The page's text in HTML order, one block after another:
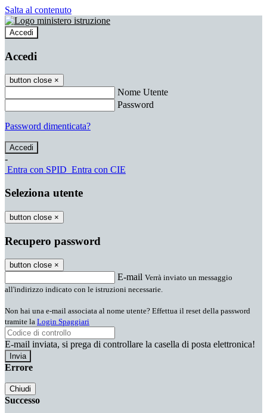
Salta al contenuto
Accedi
Accedi
button close ×
Nome Utente
Password
Password dimenticata?
-
Entra con SPID Entra con CIE
Seleziona utente
button close ×
Recupero password
button close ×
E-mail Verrà inviato un messaggio
all'indirizzo indicato con le istruzioni necessarie.
Non hai una e-mail associata al nome utente? Effettua il reset della password
tramite la Login Spaggiari
E-mail inviata, si prega di controllare la casella di posta elettronica!
Errore
Chiudi
Successo